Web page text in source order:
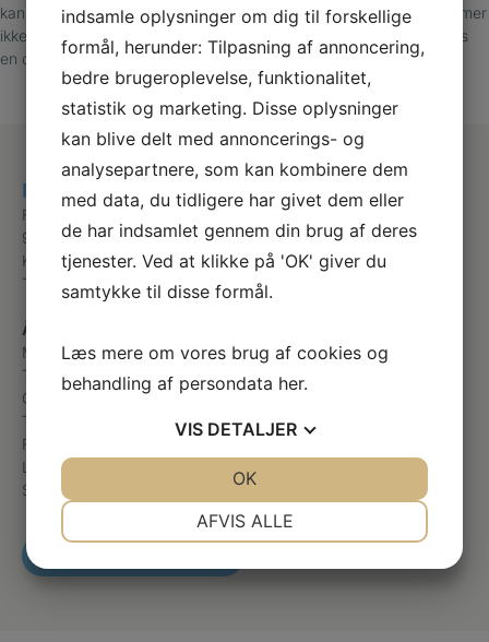
kan forebygge, at dine problemer udvikler sig. Hvis dine fodproblemer
ikke vil forsvinde eller dine hammertæer er stive, kan operation hos
en ortopædkirurg blive nødvendig.
Klinik for Fodterapi
Fridtjof Nansens Vej 2 K
9210 Aalborg SØ
Kontakt@fodterapi-polarcenteret.dk
Telefon
+45 98131400
Åbningstider
Mandag
Efter aftale
Tirsdag
Efter aftale
Onsdag
Efter aftale
Torsdag
Efter aftale
Fredag
Lørdag
Søndag
indsamle oplysninger om dig til forskellige
formål, herunder: Tilpasning af annoncering,
bedre brugeroplevelse, funktionalitet,
statistik og marketing. Disse oplysninger
kan blive delt med annoncerings- og
analysepartnere, som kan kombinere dem
med data, du tidligere har givet dem eller
de har indsamlet gennem din brug af deres
tjenester. Ved at klikke på 'OK' giver du
samtykke til disse formål.
Læs mere om vores brug af cookies og
behandling af persondata her.
VIS DETALJER
AFVIS ALLE
OK